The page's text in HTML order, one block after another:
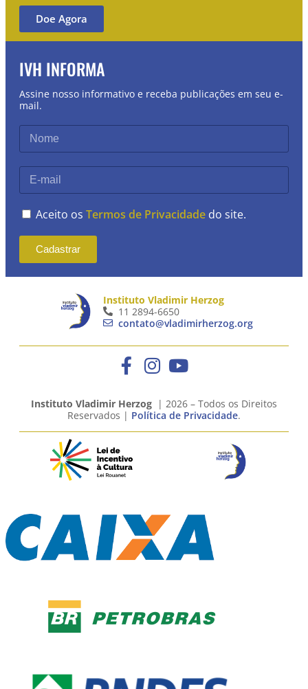
Doe Agora
IVH INFORMA
Assine nosso informativo e receba publicações em seu e-
mail.
Aceito os Termos de Privacidade do site.
Cadastrar
Instituto Vladimir Herzog
11 2894-6650
contato@vladimirherzog.org
Instituto Vladimir Herzog | 2026 – Todos os Direitos
Reservados | Política de Privacidade.